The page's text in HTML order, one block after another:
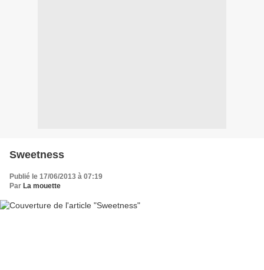
Sweetness
Publié le 17/06/2013 à 07:19
Par La mouette